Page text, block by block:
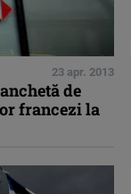
23 apr. 2013
de
francezi la